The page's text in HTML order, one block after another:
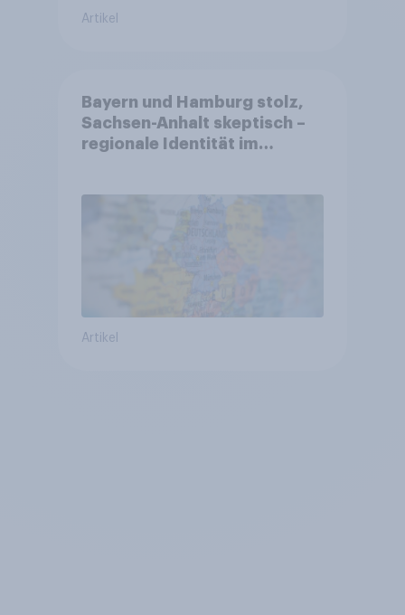
Artikel
Bayern und Hamburg stolz,
Sachsen-Anhalt skeptisch –
regionale Identität im
Artikel